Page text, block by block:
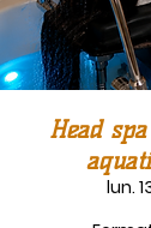
Head
lun.